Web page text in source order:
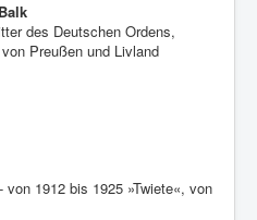
des Deutschen Ordens,
Preußen und Livland
1912 bis 1925 »Twiete«, von